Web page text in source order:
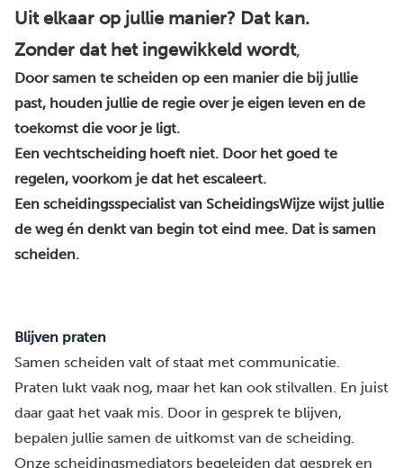
Uit elkaar op jullie manier? Dat kan.
Zonder dat het ingewikkeld wordt,
Door samen te scheiden op een manier die bij jullie
past, houden jullie de regie over je eigen leven en de
toekomst die voor je ligt.
Een vechtscheiding hoeft niet. Door het goed te
regelen, voorkom je dat het escaleert.
Een scheidingsspecialist van ScheidingsWijze wijst jullie
de weg én denkt van begin tot eind mee. Dat is samen
scheiden.
Blijven praten
Samen scheiden valt of staat met communicatie.
Praten lukt vaak nog, maar het kan ook stilvallen. En juist
daar gaat het vaak mis. Door in gesprek te blijven,
bepalen jullie samen de uitkomst van de scheiding.
Onze scheidingsmediators begeleiden dat gesprek en